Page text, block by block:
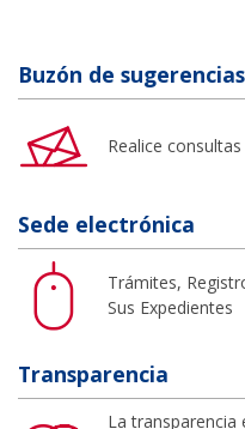
Buzón de sugerencias
Realice
Sede electrónica
Trámites,
Sus Expedientes
Transparencia
La transparencia